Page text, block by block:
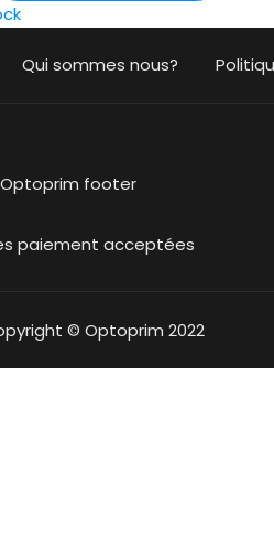
Qui sommes nous?
© Optoprim 2022